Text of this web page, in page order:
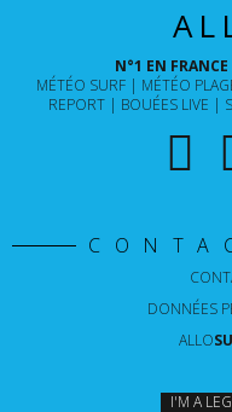
N°1 EN
MÉTÉO SURF
MÉTÉO
REPORT
BOUÉES LIVE
DONNÉES
ALLO
I'M A